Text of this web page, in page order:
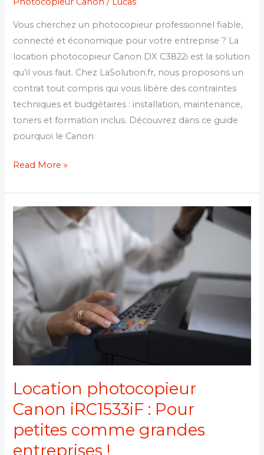
Vous cherchez un photocopieur professionnel fiable,
connecté et économique pour votre entreprise ? La
location photocopieur Canon DX C3822i est la solution
qu’il vous faut. Chez LaSolution.fr, nous proposons un
contrat tout compris qui vous libère des contraintes
techniques et budgétaires : installation, maintenance,
toners et formation inclus. Découvrez dans ce guide
pourquoi le Canon
Read More »
Location photocopieur
Canon iRC1533iF : Pour
petites comme grandes
entreprises !
Location
photocopieur
Canon
iRC1533iF
:
Pour
petites
comme
grandes
entreprises